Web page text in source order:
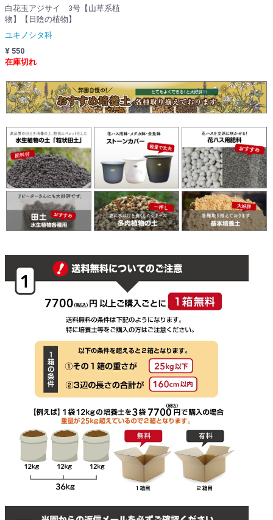
白花玉アジサイ 3号【山草系植
物】【日陰の植物】
ユキノシタ科
¥ 550
在庫切れ